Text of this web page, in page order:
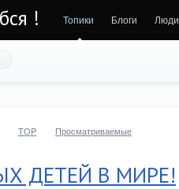
! Топики Блоги Люди
TOP Просматриваемые
ДЕТЕЙ В МИРЕ!